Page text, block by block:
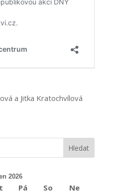
a Jitka Kratochvílová
2026
Pá So
Ne